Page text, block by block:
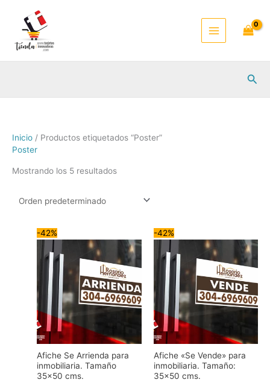
contenido
Inicio / Productos etiquetados “Poster”
Poster
Mostrando los 5 resultados
-42%
Afiche Se Arrienda para
inmobiliaria. Tamaño
35×50 cms.
-42%
Afiche «Se Vende» para
inmobiliaria. Tamaño:
35×50 cms.